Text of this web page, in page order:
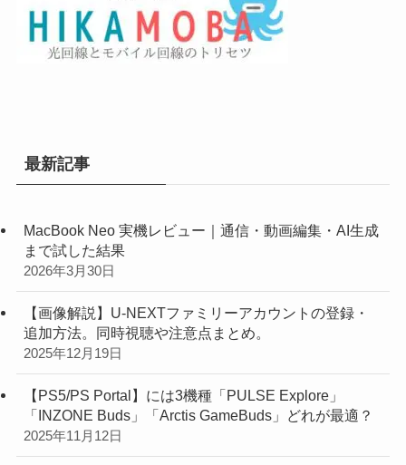
最新記事
MacBook Neo 実機レビュー｜通信・動画編集・AI生成
まで試した結果
2026年3月30日
【画像解説】U-NEXTファミリーアカウントの登録・
追加方法。同時視聴や注意点まとめ。
2025年12月19日
【PS5/PS Portal】には3機種「PULSE Explore」
「INZONE Buds」「Arctis GameBuds」どれが最適？
2025年11月12日